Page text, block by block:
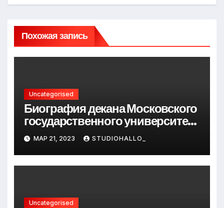
Похожая запись
Uncategorised
Биография декана Московского
государственного университета
Андрея Сидорова — от студента
до руководителя
МАР 21, 2023 STUDIOHALLO_
Uncategorised